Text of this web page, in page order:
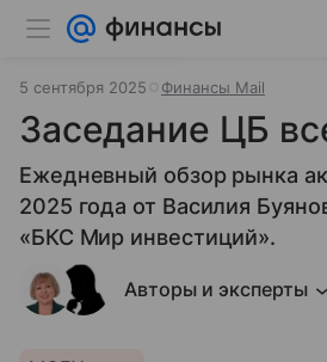
5 сентября 2025 Финансы Mail
Заседание ЦБ
Ежедневный обзор рынка
2025 года от Василия
«БКС Мир инвестиций».
Авторы и эксперты